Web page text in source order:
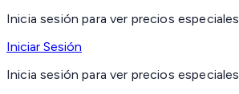
Inicia sesión para ver precios especiales
Iniciar Sesión
Inicia sesión para ver precios especiales